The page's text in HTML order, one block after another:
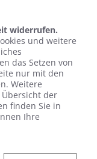
widerrufen.
und weitere
das Setzen von
nur mit den
Weitere
der
finden Sie in
Ihre